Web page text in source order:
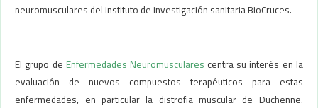
neuromusculares del instituto de investigación sanitaria BioCruces.
El grupo de Enfermedades Neuromusculares centra su interés en la
evaluación de nuevos compuestos terapéuticos para estas
enfermedades, en particular la distrofia muscular de Duchenne.